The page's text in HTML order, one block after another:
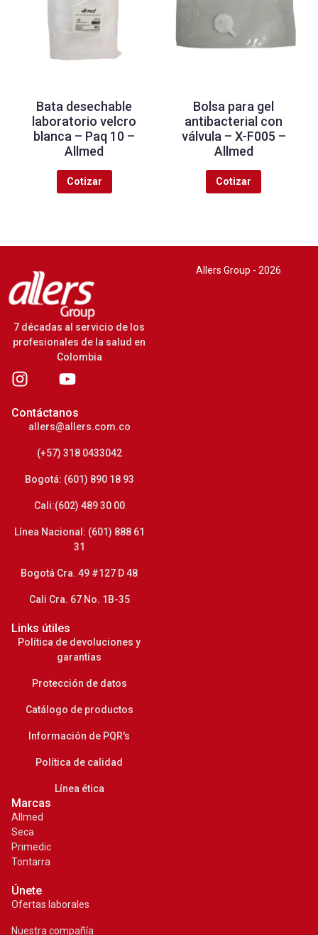
Bata desechable
laboratorio velcro
blanca – Paq 10 –
Allmed
Cotizar
Bolsa para gel
antibacterial con
válvula – X-F005 –
Allmed
Cotizar
7 décadas al servicio de los
profesionales de la salud en
Colombia
Contáctanos
allers@allers.com.co
(+57) 318 0433042
Bogotá: (601) 890 18 93
Cali:(602) 489 30 00
Línea Nacional: (601) 888 61
31
Bogotá Cra. 49 #127 D 48
Cali Cra. 67 No. 1B-35
Links útiles
Política de devoluciones y
garantías
Protección de datos
Catálogo de productos
Información de PQR's
Política de calidad
Línea ética
Marcas
Allmed
Seca
Primedic
Tontarra
Únete
Ofertas laborales
Nuestra compañía
Allers Group - 2026